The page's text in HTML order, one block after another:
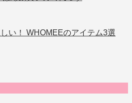
い！ WHOMEEのアイテム3選